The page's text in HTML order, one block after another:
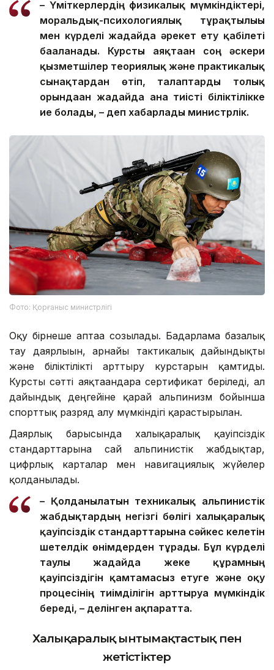
– Үміткерлердің физикалық мүмкіндіктері,
моральдық-психологиялық тұрақтылығы
мен күрделі жағдайда әрекет ету қабілеті
бағаланады. Курсты аяқтаған соң әскери
қызметшілер теориялық және практикалық
сынақтардан өтіп, талаптарды толық
орындаған жағдайда ғана тиісті біліктілікке
ие болады, – деп хабарлады министрлік.
Фото: Қорғаныс министрлігі
Оқу бірнеше аптаға созылады. Бағдарлама базалық
тау даярлығын, арнайы тактикалық дайындықты
және біліктілікті арттыру курстарын қамтиды.
Курсты сәтті аяқтағандарға сертификат беріледі, ал
дайындық деңгейіне қарай альпинизм бойынша
спорттық разряд алу мүмкіндігі қарастырылған.
Даярлық барысында халықаралық қауіпсіздік
стандарттарына сай альпинистік жабдықтар,
цифрлық карталар мен навигациялық жүйелер
қолданылады.
– Қолданылатын техникалық альпинистік
жабдықтардың негізгі бөлігі халықаралық
қауіпсіздік стандарттарына сәйкес келетін
шетелдік өнімдерден тұрады. Бұл күрделі
таулы жағдайда жеке құрамның
қауіпсіздігін қамтамасыз етуге және оқу
процесінің тиімділігін арттыруға мүмкіндік
береді, – делінген ақпаратта.
Халықаралық ынтымақтастық пен
жетістіктер